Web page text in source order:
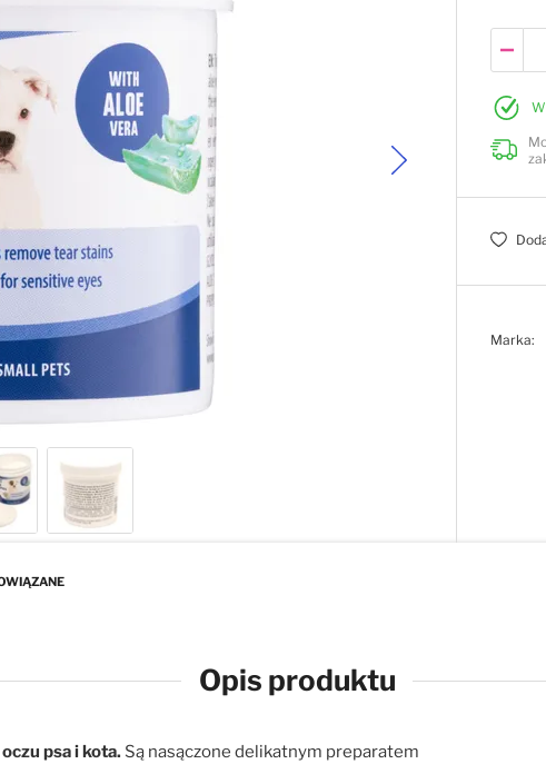
Marka:
Opis produktu
psa i kota. Są nasączone delikatnym preparatem